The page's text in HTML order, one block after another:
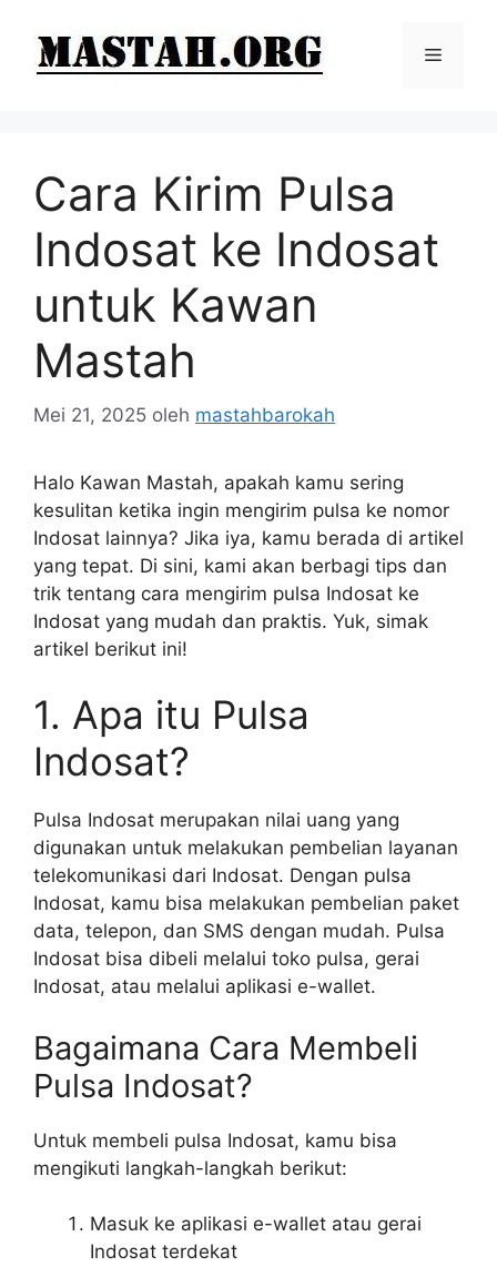
Menu
Cara Kirim Pulsa
Indosat ke Indosat
untuk Kawan
Mastah
Mei 21, 2025 oleh mastahbarokah
Halo Kawan Mastah, apakah kamu sering
kesulitan ketika ingin mengirim pulsa ke nomor
Indosat lainnya? Jika iya, kamu berada di artikel
yang tepat. Di sini, kami akan berbagi tips dan
trik tentang cara mengirim pulsa Indosat ke
Indosat yang mudah dan praktis. Yuk, simak
artikel berikut ini!
1. Apa itu Pulsa
Indosat?
Pulsa Indosat merupakan nilai uang yang
digunakan untuk melakukan pembelian layanan
telekomunikasi dari Indosat. Dengan pulsa
Indosat, kamu bisa melakukan pembelian paket
data, telepon, dan SMS dengan mudah. Pulsa
Indosat bisa dibeli melalui toko pulsa, gerai
Indosat, atau melalui aplikasi e-wallet.
Bagaimana Cara Membeli
Pulsa Indosat?
Untuk membeli pulsa Indosat, kamu bisa
mengikuti langkah-langkah berikut:
Masuk ke aplikasi e-wallet atau gerai
Indosat terdekat